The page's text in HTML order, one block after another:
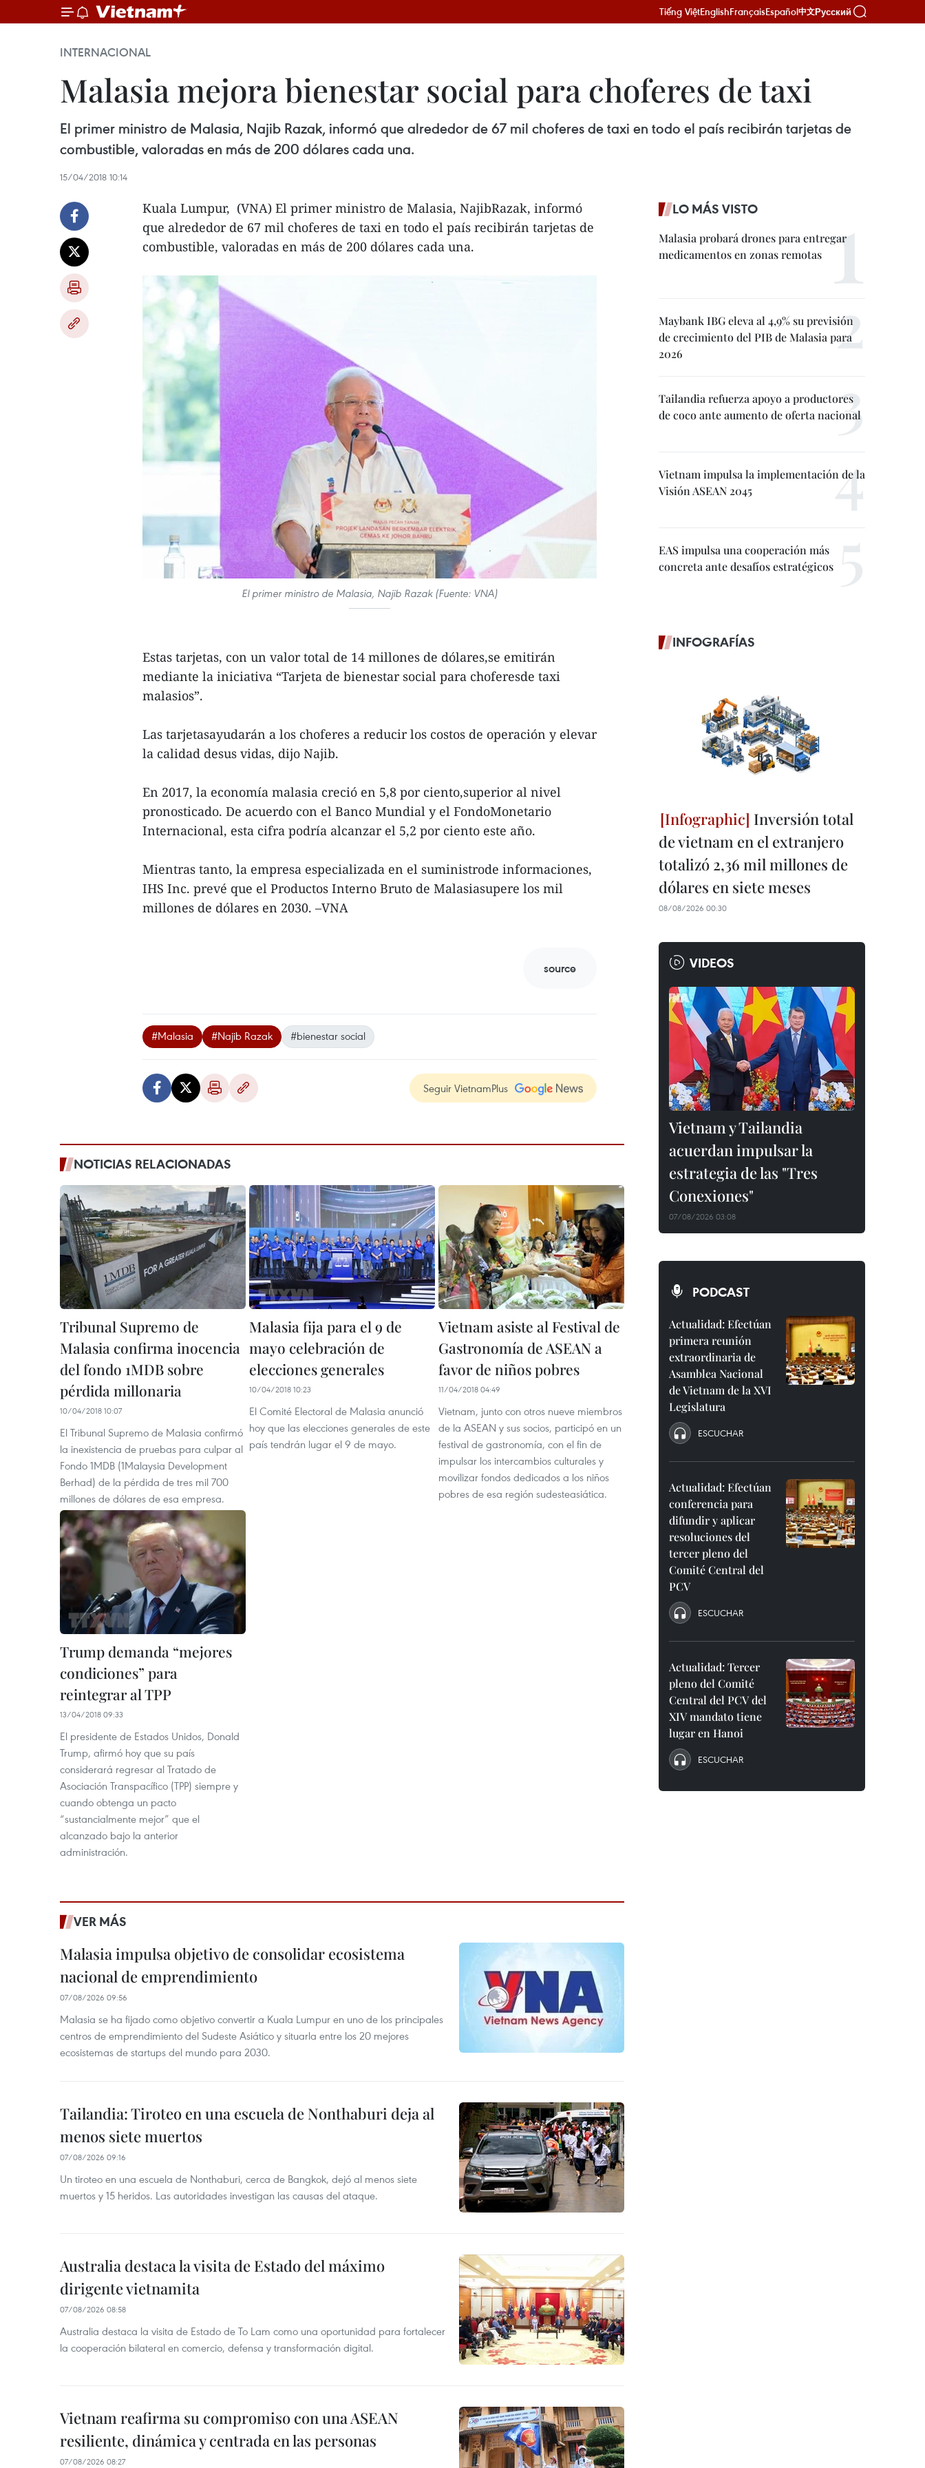
Tiếng ViệtEnglishFrançaisEspañol中文Русский
INTERNACIONAL
Malasia mejora bienestar social para choferes de taxi
El primer ministro de Malasia, Najib Razak, informó que alrededor de 67 mil choferes de taxi en todo el país recibirán tarjetas de
combustible, valoradas en más de 200 dólares cada una.
15/04/2018 10:14
Kuala Lumpur, (VNA) El primer ministro de Malasia, NajibRazak, informó
que alrededor de 67 mil choferes de taxi en todo el país recibirán tarjetas de
combustible, valoradas en más de 200 dólares cada una.
El primer ministro de Malasia, Najib Razak (Fuente: VNA)
Estas tarjetas, con un valor total de 14 millones de dólares,se emitirán
mediante la iniciativa “Tarjeta de bienestar social para choferesde taxi
malasios”.
Las tarjetasayudarán a los choferes a reducir los costos de operación y elevar
la calidad desus vidas, dijo Najib.
En 2017, la economía malasia creció en 5,8 por ciento,superior al nivel
pronosticado. De acuerdo con el Banco Mundial y el FondoMonetario
Internacional, esta cifra podría alcanzar el 5,2 por ciento este año.
Mientras tanto, la empresa especializada en el suministrode informaciones,
IHS Inc. prevé que el Productos Interno Bruto de Malasiasupere los mil
millones de dólares en 2030. –VNA
source
#Malasia #Najib Razak #bienestar social
Seguir VietnamPlus
NOTICIAS RELACIONADAS
Tribunal Supremo de
Malasia confirma inocencia
del fondo 1MDB sobre
pérdida millonaria
10/04/2018 10:07
El Tribunal Supremo de Malasia confirmó
la inexistencia de pruebas para culpar al
Fondo 1MDB (1Malaysia Development
Berhad) de la pérdida de tres mil 700
millones de dólares de esa empresa.
Malasia fija para el 9 de
mayo celebración de
elecciones generales
10/04/2018 10:23
El Comité Electoral de Malasia anunció
hoy que las elecciones generales de este
país tendrán lugar el 9 de mayo.
Vietnam asiste al Festival de
Gastronomía de ASEAN a
favor de niños pobres
11/04/2018 04:49
Vietnam, junto con otros nueve miembros
de la ASEAN y sus socios, participó en un
festival de gastronomía, con el fin de
impulsar los intercambios culturales y
movilizar fondos dedicados a los niños
pobres de esa región sudesteasiática.
Trump demanda “mejores
condiciones” para
reintegrar al TPP
13/04/2018 09:33
El presidente de Estados Unidos, Donald
Trump, afirmó hoy que su país
considerará regresar al Tratado de
Asociación Transpacífico (TPP) siempre y
cuando obtenga un pacto
“sustancialmente mejor” que el
alcanzado bajo la anterior
administración.
VER MÁS
Malasia impulsa objetivo de consolidar ecosistema
nacional de emprendimiento
07/08/2026 09:56
Malasia se ha fijado como objetivo convertir a Kuala Lumpur en uno de los principales
centros de emprendimiento del Sudeste Asiático y situarla entre los 20 mejores
ecosistemas de startups del mundo para 2030.
Tailandia: Tiroteo en una escuela de Nonthaburi deja al
menos siete muertos
07/08/2026 09:16
Un tiroteo en una escuela de Nonthaburi, cerca de Bangkok, dejó al menos siete
muertos y 15 heridos. Las autoridades investigan las causas del ataque.
Australia destaca la visita de Estado del máximo
dirigente vietnamita
07/08/2026 08:58
Australia destaca la visita de Estado de To Lam como una oportunidad para fortalecer
la cooperación bilateral en comercio, defensa y transformación digital.
Vietnam reafirma su compromiso con una ASEAN
resiliente, dinámica y centrada en las personas
07/08/2026 08:27
LO MÁS VISTO
Malasia probará drones para entregar
medicamentos en zonas remotas
Maybank IBG eleva al 4,9% su previsión
de crecimiento del PIB de Malasia para
2026
Tailandia refuerza apoyo a productores
de coco ante aumento de oferta nacional
Vietnam impulsa la implementación de la
Visión ASEAN 2045
EAS impulsa una cooperación más
concreta ante desafíos estratégicos
INFOGRAFÍAS
Inversión total
de vietnam en el extranjero
totalizó 2,36 mil millones de
dólares en siete meses
08/08/2026 00:30
VIDEOS
Vietnam y Tailandia
acuerdan impulsar la
estrategia de las "Tres
Conexiones"
07/08/2026 03:08
PODCAST
Actualidad: Efectúan
primera reunión
extraordinaria de
Asamblea Nacional
de Vietnam de la XVI
Legislatura
ESCUCHAR
Actualidad: Efectúan
conferencia para
difundir y aplicar
resoluciones del
tercer pleno del
Comité Central del
PCV
ESCUCHAR
Actualidad: Tercer
pleno del Comité
Central del PCV del
XIV mandato tiene
lugar en Hanoi
ESCUCHAR